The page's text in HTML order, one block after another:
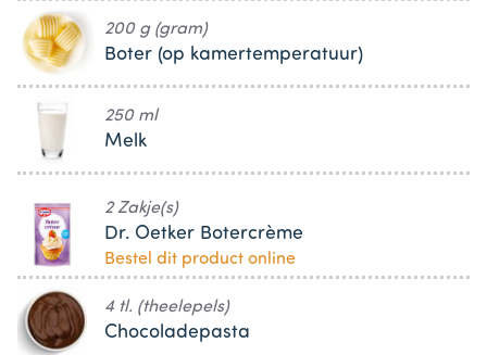
200 g (gram)
Boter (op kamertemperatuur)
250 ml
Melk
2 Zakje(s)
Dr. Oetker Botercrème
Bestel dit product online
4 tl. (theelepels)
Chocoladepasta